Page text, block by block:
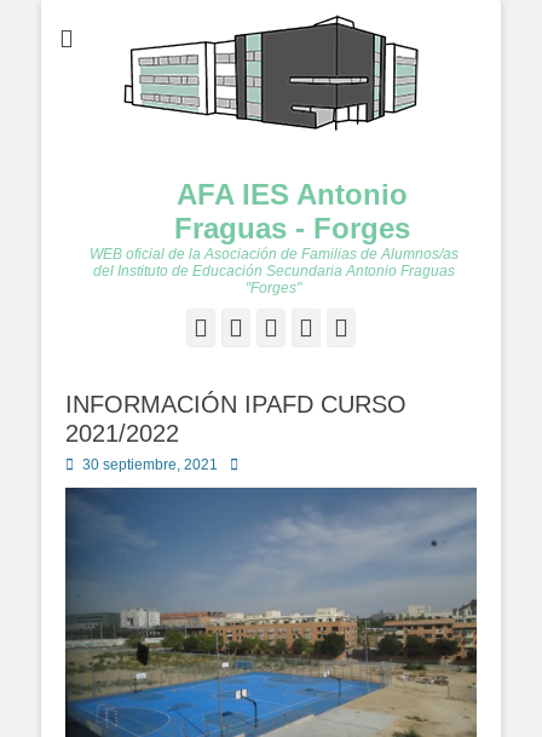
AFA IES Antonio
Fraguas - Forges
WEB oficial de la Asociación de Familias de Alumnos/as
del Instituto de Educación Secundaria Antonio Fraguas
"Forges"
Facebook
Twitter
Feed YouTube
INFORMACIÓN IPAFD CURSO
2021/2022
Publicado
en
30 septiembre, 2021 Autor